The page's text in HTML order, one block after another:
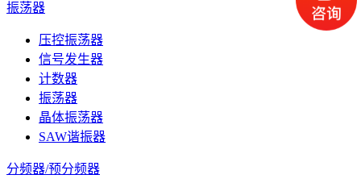
振荡器
压控振荡器
信号发生器
计数器
振荡器
晶体振荡器
SAW谐振器
分频器/预分频器